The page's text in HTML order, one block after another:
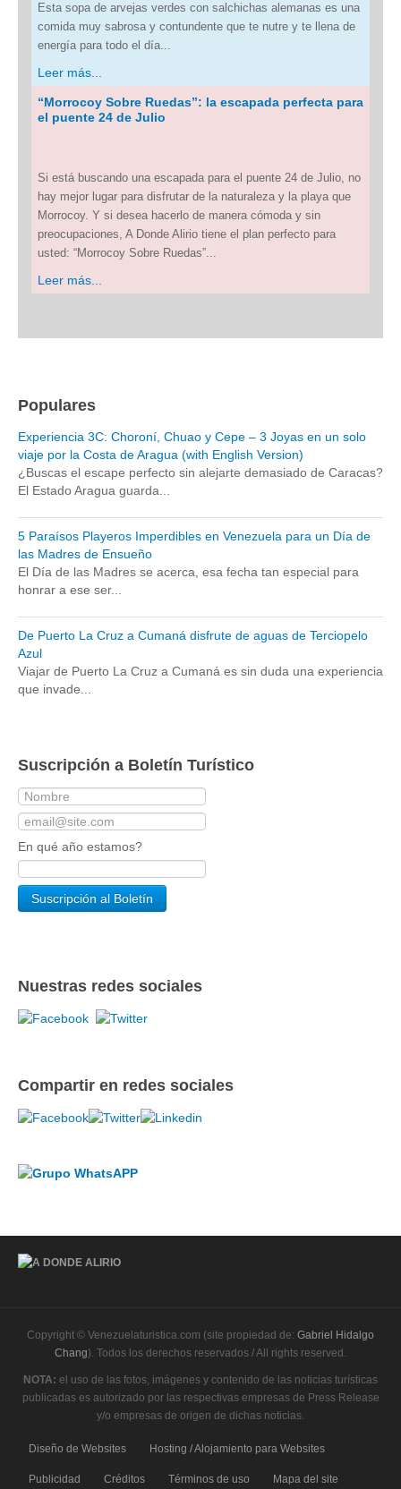
Esta sopa de arvejas verdes con salchichas alemanas es una
comida muy sabrosa y contundente que te nutre y te llena de
energía para todo el día...
Leer más...
“Morrocoy Sobre Ruedas”: la escapada perfecta para
el puente 24 de Julio
Si está buscando una escapada para el puente 24 de Julio, no
hay mejor lugar para disfrutar de la naturaleza y la playa que
Morrocoy. Y si desea hacerlo de manera cómoda y sin
preocupaciones, A Donde Alirio tiene el plan perfecto para
usted: “Morrocoy Sobre Ruedas”...
Leer más...
Populares
Experiencia 3C: Choroní, Chuao y Cepe – 3 Joyas en un solo
viaje por la Costa de Aragua (with English Version)
¿Buscas el escape perfecto sin alejarte demasiado de Caracas?
El Estado Aragua guarda...
5 Paraísos Playeros Imperdibles en Venezuela para un Día de
las Madres de Ensueño
El Día de las Madres se acerca, esa fecha tan especial para
honrar a ese ser...
De Puerto La Cruz a Cumaná disfrute de aguas de Terciopelo
Azul
Viajar de Puerto La Cruz a Cumaná es sin duda una experiencia
que invade...
Suscripción a Boletín Turístico
En qué año estamos?
Nuestras redes sociales
Compartir en redes sociales
Copyright © Venezuelaturistica.com (site propiedad de: Gabriel Hidalgo
Chang). Todos los derechos reservados / All rights reserved.
NOTA: el uso de las fotos, imágenes y contenido de las noticias turísticas
publicadas es autorizado por las respectivas empresas de Press Release
y/o empresas de origen de dichas noticias.
Diseño de Websites Hosting / Alojamiento para Websites
Publicidad Créditos Términos de uso Mapa del site